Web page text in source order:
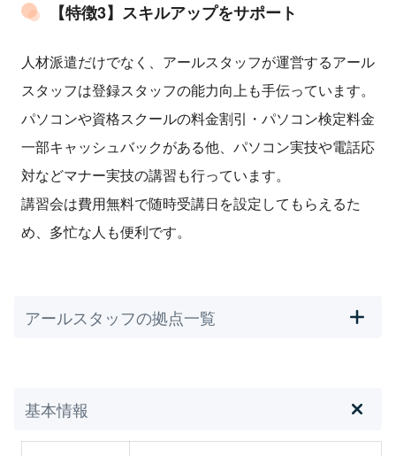
【特徴3】スキルアップをサポート
人材派遣だけでなく、アールスタッフが運営するアール
スタッフは登録スタッフの能力向上も手伝っています。
パソコンや資格スクールの料金割引・パソコン検定料金
一部キャッシュバックがある他、パソコン実技や電話応
対などマナー実技の講習も行っています。
講習会は費用無料で随時受講日を設定してもらえるた
め、多忙な人も便利です。
アールスタッフの拠点一覧
基本情報